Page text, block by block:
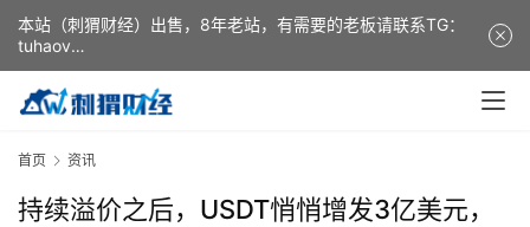
首页 资讯
持续溢价之后，USDT悄悄增发3亿美元，
本站（刺猬财经）出售，8年老站，有需要的老板请联系TG：
tuhaov
This website (ciweicaijing) is for sale. It is a 8-year-old
website. If you need it, please contact TG: tuhaov